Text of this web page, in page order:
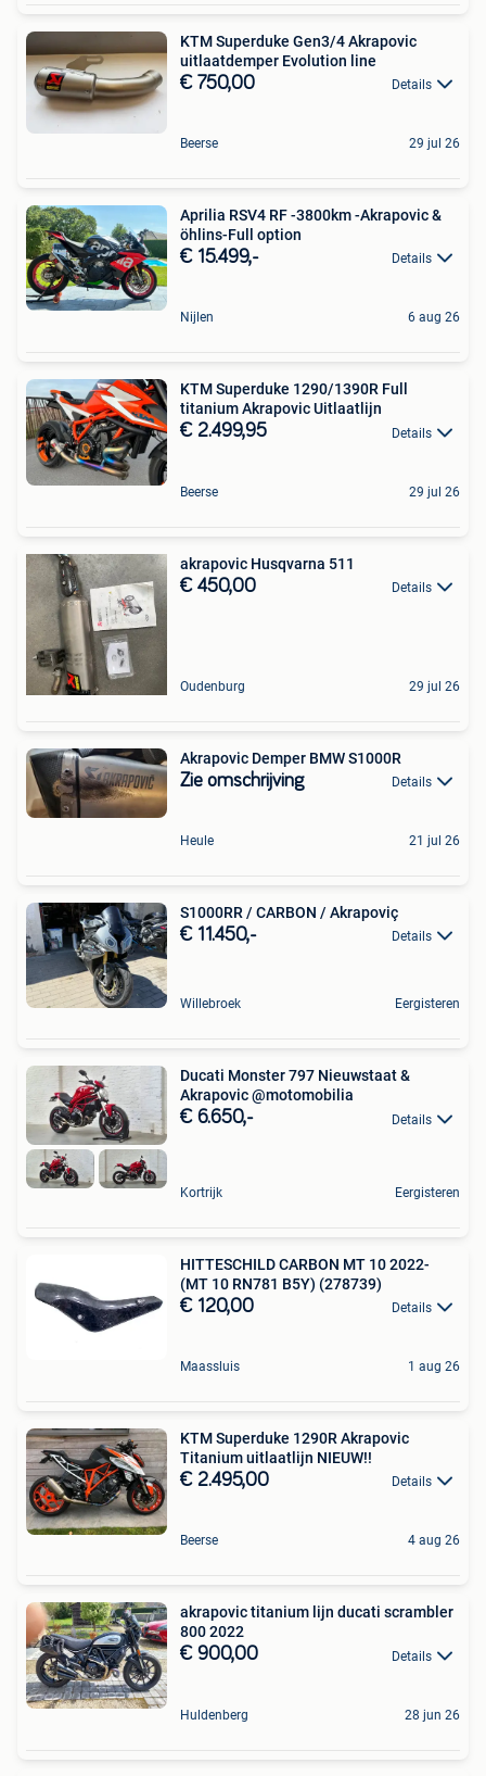
KTM Superduke Gen3/4 Akrapovic
uitlaatdemper Evolution line
€ 750,00 Details
Beerse 29 jul 26
Aprilia RSV4 RF -3800km -Akrapovic &
öhlins-Full option
€ 15.499,- Details
Nijlen 6 aug 26
KTM Superduke 1290/1390R Full
titanium Akrapovic Uitlaatlijn
€ 2.499,95 Details
Beerse 29 jul 26
akrapovic Husqvarna 511
€ 450,00 Details
Oudenburg 29 jul 26
Akrapovic Demper BMW S1000R
Zie omschrijving Details
Heule 21 jul 26
S1000RR / CARBON / Akrapoviç
€ 11.450,- Details
Willebroek Eergisteren
Ducati Monster 797 Nieuwstaat &
Akrapovic @motomobilia
€ 6.650,- Details
Kortrijk Eergisteren
HITTESCHILD CARBON MT 10 2022-
(MT 10 RN781 B5Y) (278739)
€ 120,00 Details
Maassluis 1 aug 26
KTM Superduke 1290R Akrapovic
Titanium uitlaatlijn NIEUW!!
€ 2.495,00 Details
Beerse 4 aug 26
akrapovic titanium lijn ducati scrambler
800 2022
€ 900,00 Details
Huldenberg 28 jun 26